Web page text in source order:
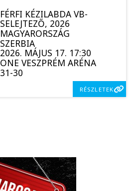
FÉRFI KÉZILABDA VB-
SELEJTEZŐ, 2026
MAGYARORSZÁG
SZERBIA
2026. MÁJUS 17. 17:30
ONE VESZPRÉM ARÉNA
31-30
RÉSZLETEK